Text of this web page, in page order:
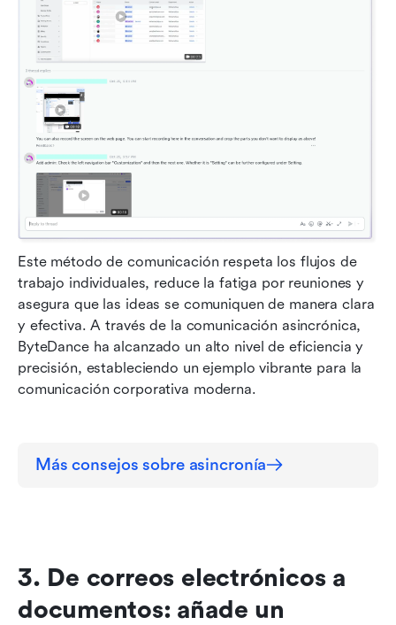
Este método de comunicación respeta los flujos de
trabajo individuales, reduce la fatiga por reuniones y
asegura que las ideas se comuniquen de manera clara
y efectiva. A través de la comunicación asincrónica,
ByteDance ha alcanzado un alto nivel de eficiencia y
precisión, estableciendo un ejemplo vibrante para la
comunicación corporativa moderna.
Más consejos sobre asincronía
3. De correos electrónicos a
documentos: añade un